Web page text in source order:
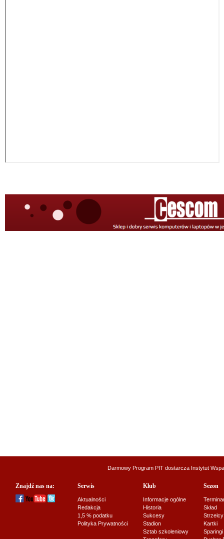
Darmowy Program PIT dostarcza Instytut
Znajdź nas na: Serwis
Aktualności
Redakcja
1,5 % podatku
Polityka Prywatności
Klub
Informacje ogólne
Historia
Sukcesy
Stadion
Sztab szkoleniowy
Sezon
Skład
Strzelcy
Kartki
Sparingi